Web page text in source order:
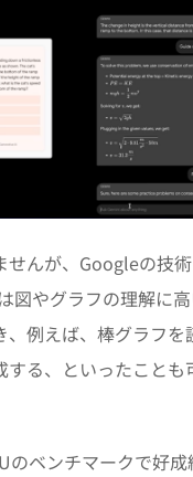
せんが、Googleの技
図やグラフの理解に
、例えば、棒グラフを
する、といったことも
のベンチマークで好